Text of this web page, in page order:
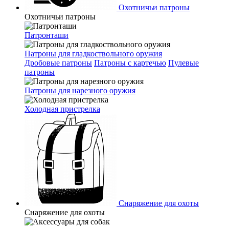
Охотничьи патроны
Охотничьи патроны
Патронташи
Патроны для гладкоствольного оружия
Дробовые патроны Патроны с картечью Пулевые
патроны
Патроны для нарезного оружия
Холодная пристрелка
Снаряжение для охоты
Снаряжение для охоты